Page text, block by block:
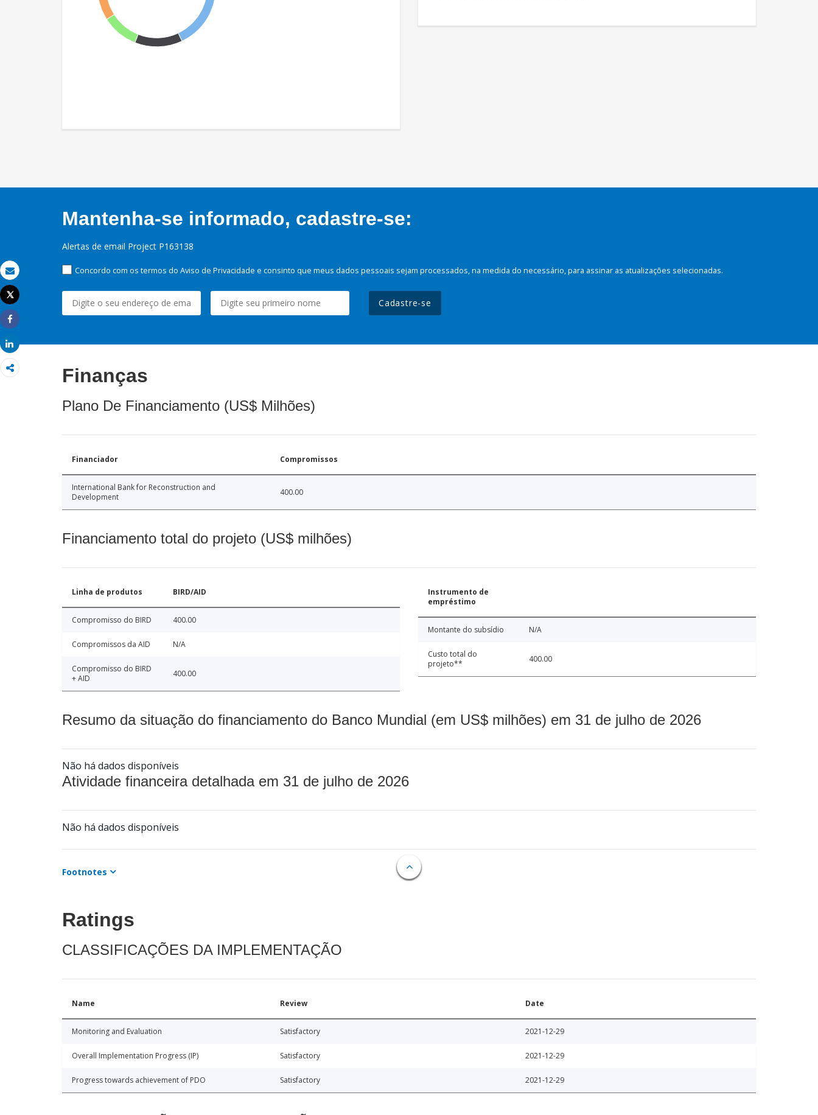
Email
Imprimir
Tweet
Share
Share
Mantenha-se informado, cadastre-se:
Alertas de email Project P163138
Concordo com os termos do Aviso de Privacidade e consinto que meus dados pessoais sejam processados, na medida do necessário, para assinar as atualizações selecionadas.
Cadastre-se
Finanças
Plano De Financiamento (US$ Milhões)
Financiador Compromissos
International Bank for Reconstruction and
Development
400.00
Financiamento total do projeto (US$ milhões)
Linha de produtos BIRD/AID
Compromisso do BIRD 400.00
Compromissos da AID N/A
Compromisso do BIRD
+ AID
400.00
Instrumento de
empréstimo
Montante do subsídio N/A
Custo total do
projeto**
400.00
Resumo da situação do financiamento do Banco Mundial (em US$ milhões) em 31 de julho de 2026
Não há dados disponíveis
Atividade financeira detalhada em 31 de julho de 2026
Não há dados disponíveis
Footnotes
Ratings
CLASSIFICAÇÕES DA IMPLEMENTAÇÃO
Name Review Date
Monitoring and Evaluation Satisfactory 2021-12-29
Overall Implementation Progress (IP) Satisfactory 2021-12-29
Progress towards achievement of PDO Satisfactory 2021-12-29